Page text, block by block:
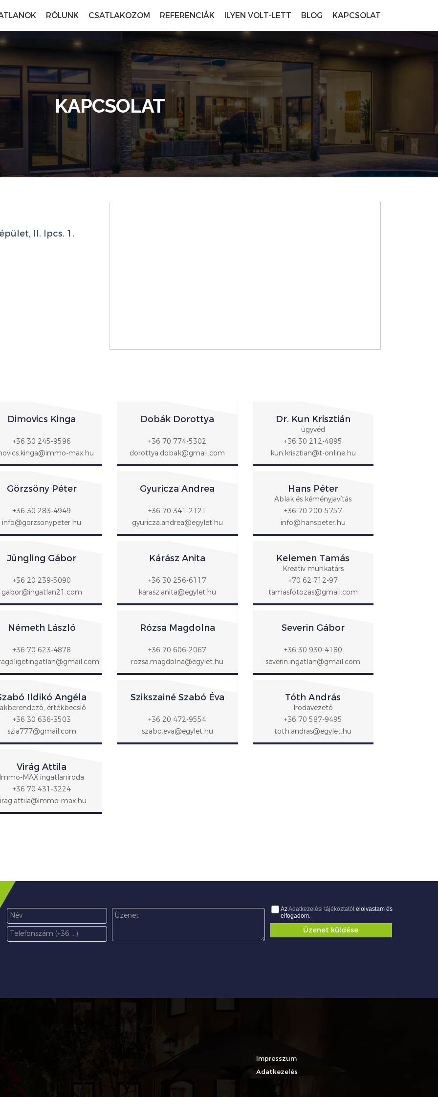
RÓLUNK CSATLAKOZOM REFERENCIÁK ILYEN VOLT-LETT BLOG KAPCSOLAT
KAPCSOLAT
II. lpcs. 1.
Dimovics Kinga
+36 30 245-9596
max.hu
Dobák Dorottya
+36 70 774-5302
dorottya.dobak@gmail.com
Dr. Kun Krisztián
ügyvéd
+36 30 212-4895
kun.krisztian@t-online.hu
Görzsöny Péter
+36 30 283-4949
info@gorzsonypeter.hu
Gyuricza Andrea
+36 70 341-2121
gyuricza.andrea@egylet.hu
Hans Péter
Ablak és kéményjavítás
+36 70 200-5757
info@hanspeter.hu
Jüngling Gábor
+36 20 239-5090
gabor@ingatlan21.com
Kárász Anita
+36 30 256-6117
karasz.anita@egylet.hu
Kelemen Tamás
Kreatív munkatárs
+70 62 712-97
tamasfotozas@gmail.com
Németh László
+36 70 623-4878
Rózsa Magdolna
+36 70 606-2067
rozsa.magdolna@egylet.hu
Severin Gábor
+36 30 930-4180
severin.ingatlan@gmail.com
Ildikó Angéla
értékbecslő
+36 30 636-3503
szia777@gmail.com
Szikszainé Szabó Éva
+36 20 472-9554
szabo.eva@egylet.hu
Tóth András
Irodavezető
+36 70 587-9495
toth.andras@egylet.hu
Virág Attila
MAX ingatlaniroda
+36 70 431-3224
max.hu
AzAdatkezelési tájékoztatótelolvastam és
elfogadom.
Üzenet küldése
Impresszum
Adatkezelés